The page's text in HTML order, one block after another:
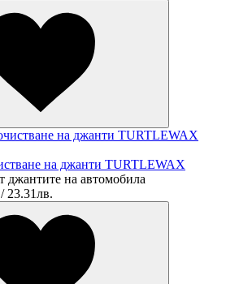
на джанти TURTLEWAX
джантите на автомобила
23.31лв.